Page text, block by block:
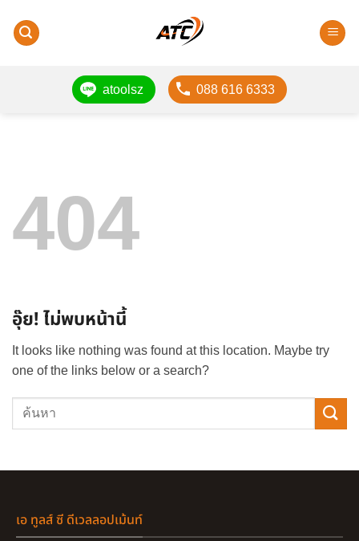
atoolsz
088 616 6333
404
อุ๊ย! ไม่พบหน้านี้
It looks like nothing was found at this location. Maybe try
one of the links below or a search?
เอ ทูลส์ ซี ดีเวลลอปเม้นท์